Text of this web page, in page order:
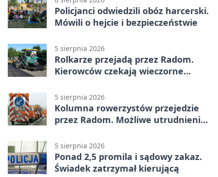
Policjanci odwiedzili obóz harcerski.
Mówili o hejcie i bezpieczeństwie
5 sierpnia 2026
Rolkarze przejadą przez Radom.
Kierowców czekają wieczorne
5 sierpnia 2026
Kolumna rowerzystów przejedzie
przez Radom. Możliwe utrudnienia
5 sierpnia 2026
Ponad 2,5 promila i sądowy zakaz.
Świadek zatrzymał kierującą